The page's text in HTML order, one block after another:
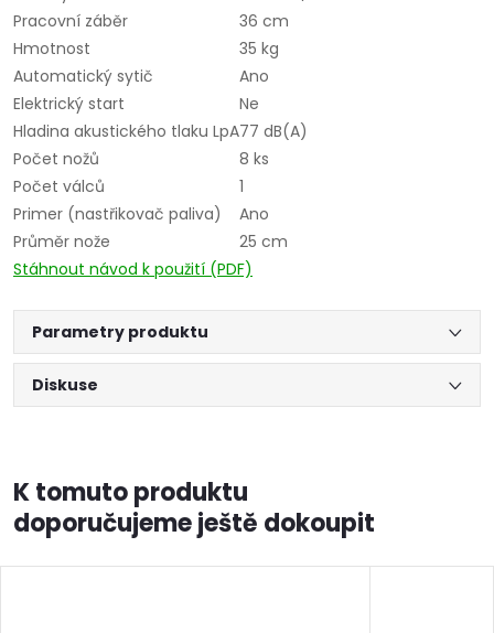
Pracovní záběr
36 cm
Hmotnost
35 kg
Automatický sytič
Ano
Elektrický start
Ne
Hladina akustického tlaku LpA77 dB(A)
Počet nožů
8 ks
Počet válců
1
Primer (nastřikovač paliva)
Ano
Průměr nože
25 cm
Stáhnout návod k použití (PDF)
Parametry produktu
Diskuse
K tomuto produktu
doporučujeme ještě dokoupit